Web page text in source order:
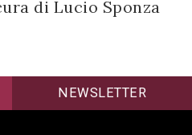
di Lucio Sponza
NEWSLETTER